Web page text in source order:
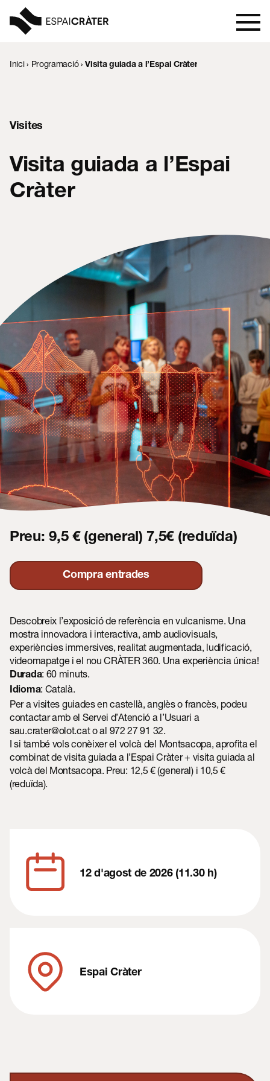
Aprèn
Explora
Programació
Contacte
Inici› Programació›Visita guiada a l’Espai Cràter
Visites
Visita guiada a l’Espai
Cràter
Preu: 9,5 € (general) 7,5€ (reduïda)
Compra entrades
Descobreix l’exposició de referència en vulcanisme. Una
mostra innovadora i interactiva, amb audiovisuals,
experiències immersives, realitat augmentada, ludificació,
videomapatge i el nou CRÀTER 360. Una experiència única!
Durada: 60 minuts.
Idioma: Català.
Per a visites guiades en castellà, anglès o francès, podeu
contactar amb el Servei d’Atenció a l’Usuari a
sau.crater@olot.cato al 972 27 91 32.
I si també vols conèixer el volcà del Montsacopa, aprofita el
combinat de visita guiada a l’Espai Cràter + visita guiada al
volcà del Montsacopa. Preu: 12,5 € (general) i 10,5 €
(reduïda).
12 d'agost de 2026 (11.30 h)
Espai Cràter